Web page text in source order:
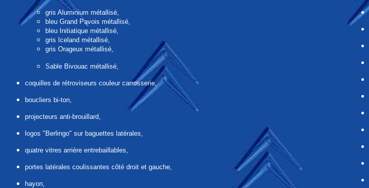
gris Aluminium métallisé,
bleu Grand Pavois métallisé,
bleu Initiatique métallisé,
gris Iceland métallisé,
gris Orageux métallisé,
Sable Bivouac métallisé,
coquilles de rétroviseurs couleur carrosserie,
boucliers bi-ton,
projecteurs anti-brouillard,
logos "Berlingo" sur baguettes latérales,
quatre vitres arrière entrebaillables,
portes latérales coulissantes côté droit et gauche,
hayon,